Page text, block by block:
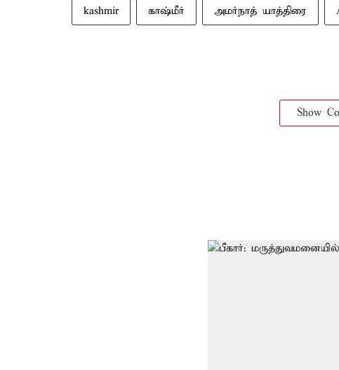
kashmir காஷ்மீர் அமர்நாத் யாத்திரை
Show